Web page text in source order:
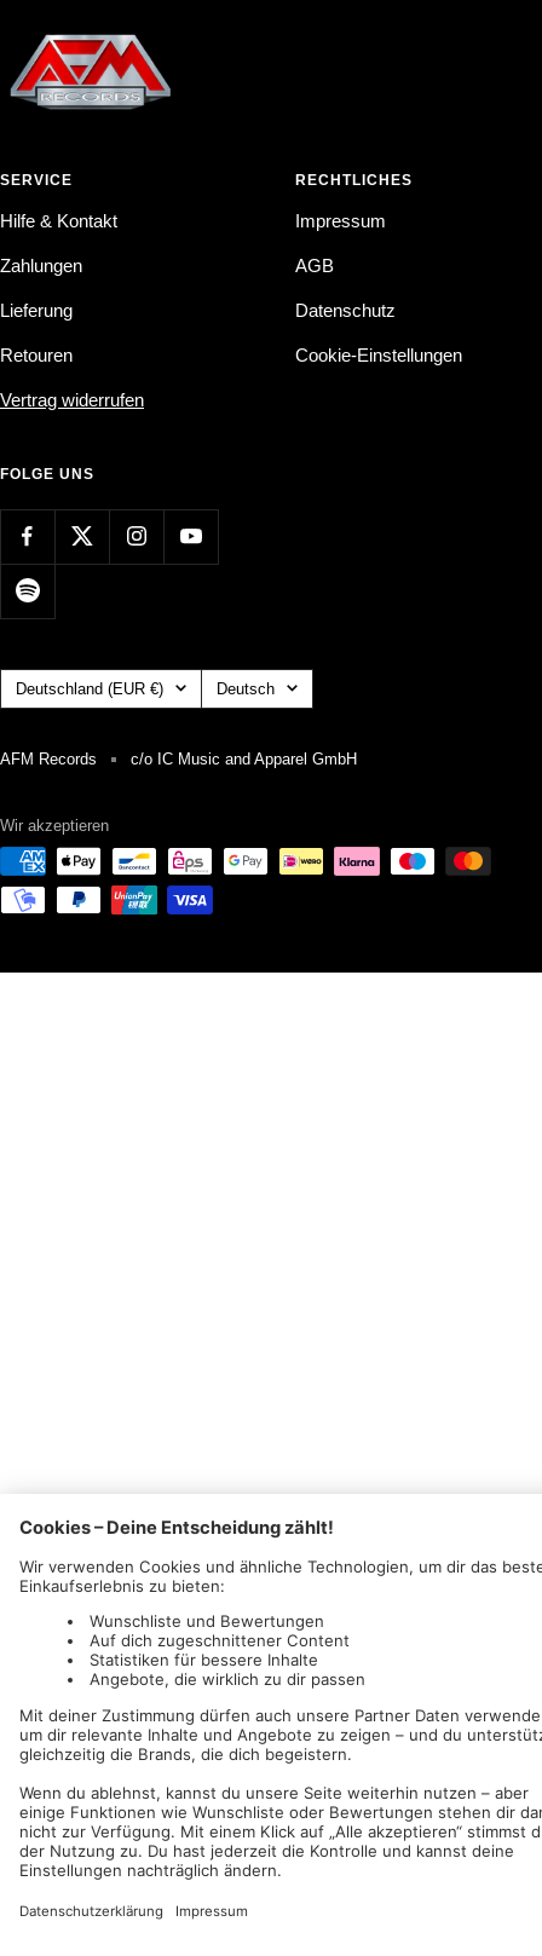
SERVICE
Hilfe & Kontakt
Zahlungen
Lieferung
Retouren
Vertrag widerrufen
RECHTLICHES
Impressum
AGB
Datenschutz
Cookie-Einstellungen
FOLGE UNS
Land/Region Deutschland (EUR €) Sprache
Deutsch
AFM Records c/o IC Music and Apparel GmbH
Wir akzeptieren